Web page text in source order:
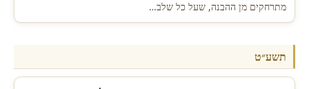
מתרחקים מן ההבנה, שעל כל שלב…
תשע״ט